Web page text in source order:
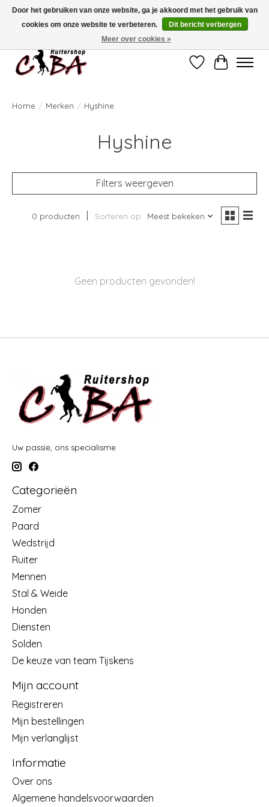
Bij vragen kan u ons contacteren op het nummer 011/60.67.34 ofciba@skynet.be
Ambachtstraat 22 A, 3530 Helchteren
Verlanglijst
Home / Merken / Hyshine
Hyshine
Filters weergeven
0 producten Sorteren op Meest bekeken
Geen producten gevonden!
Uw passie, ons specialisme
Categorieën
Zomer
Paard
Wedstrijd
Ruiter
Mennen
Stal & Weide
Honden
Diensten
Solden
De keuze van team Tijskens
Mijn account
Registreren
Mijn bestellingen
Mijn verlanglijst
Informatie
Over ons
Algemene handelsvoorwaarden
Door het gebruiken van onze website, ga je akkoord met het gebruik van
cookies om onze website te verbeteren.
Dit bericht verbergen
Meer over cookies »